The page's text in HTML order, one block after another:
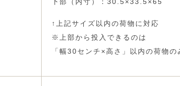
下部（内寸）：30.5×33.5×65
↑上記サイズ以内の荷物に対応
※上部から投入できるのは
「幅30センチ×高さ」以内の荷物の